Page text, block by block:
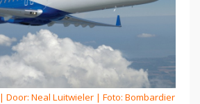
Door: Neal Luitwieler | Foto: Bombardier